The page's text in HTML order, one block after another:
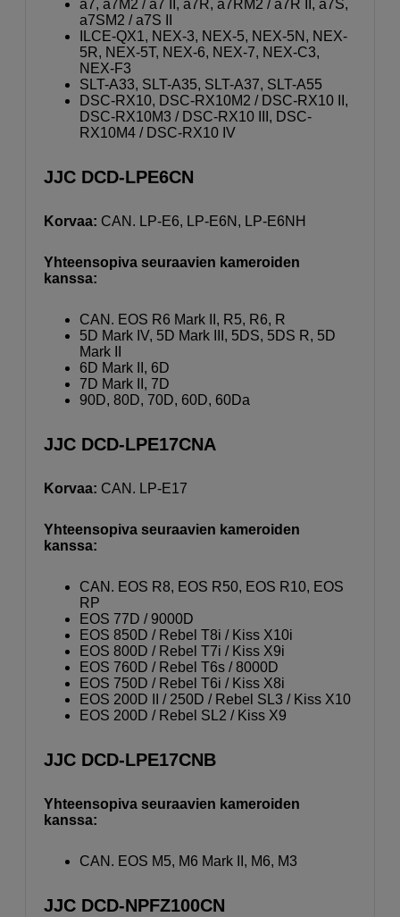
a7, a7M2 / a7 II, a7R, a7RM2 / a7R II, a7S,
a7SM2 / a7S II
ILCE-QX1, NEX-3, NEX-5, NEX-5N, NEX-
5R, NEX-5T, NEX-6, NEX-7, NEX-C3,
NEX-F3
SLT-A33, SLT-A35, SLT-A37, SLT-A55
DSC-RX10, DSC-RX10M2 / DSC-RX10 II,
DSC-RX10M3 / DSC-RX10 III, DSC-
RX10M4 / DSC-RX10 IV
JJC DCD-LPE6CN
Korvaa: CAN. LP-E6, LP-E6N, LP-E6NH
Yhteensopiva seuraavien kameroiden
kanssa:
CAN. EOS R6 Mark II, R5, R6, R
5D Mark IV, 5D Mark III, 5DS, 5DS R, 5D
Mark II
6D Mark II, 6D
7D Mark II, 7D
90D, 80D, 70D, 60D, 60Da
JJC DCD-LPE17CNA
Korvaa: CAN. LP-E17
Yhteensopiva seuraavien kameroiden
kanssa:
CAN. EOS R8, EOS R50, EOS R10, EOS
RP
EOS 77D / 9000D
EOS 850D / Rebel T8i / Kiss X10i
EOS 800D / Rebel T7i / Kiss X9i
EOS 760D / Rebel T6s / 8000D
EOS 750D / Rebel T6i / Kiss X8i
EOS 200D II / 250D / Rebel SL3 / Kiss X10
EOS 200D / Rebel SL2 / Kiss X9
JJC DCD-LPE17CNB
Yhteensopiva seuraavien kameroiden
kanssa:
CAN. EOS M5, M6 Mark II, M6, M3
JJC DCD-NPFZ100CN